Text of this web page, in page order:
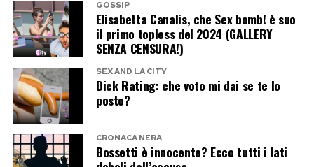
inseguiti dai paparazzi e Dodi avrebbe chiesto
all’autista di accelerare.
Judy Wade racconta che tra i due sarebbe
scoppiata una «violenta discussione». Diana
avrebbe chiesto di rallentare, spaventata sia per
la propria sicurezza sia per quella dei fotografi.
Poche ore dopo, nella notte tra il 30 e il 31
Per ora, dunque, resta soltanto un commento
enigmatico che ha fatto centro: poche parole, un
sorriso e il gossip servito.
Se Ignazio voleva incuriosire i fan, missione
compiuta.
GOSSIP
Elisabetta Canalis, che Sex bomb! è suo
il primo topless del 2024 (GALLERY
SENZA CENSURA!)
SEX AND LA CITY
Dick Rating: che voto mi dai se te lo
posto?
CRONACA NERA
Bossetti è innocente? Ecco tutti i lati